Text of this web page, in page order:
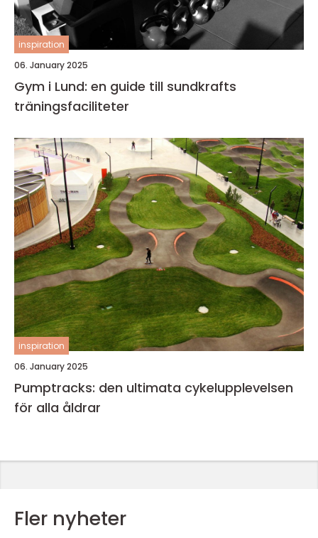
inspiration
06. January 2025
Gym i Lund: en guide till sundkrafts
träningsfaciliteter
inspiration
06. January 2025
Pumptracks: den ultimata cykelupplevelsen
för alla åldrar
Fler nyheter